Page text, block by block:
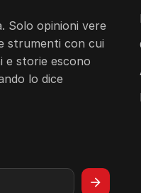
Solo opinioni vere
strumenti con cui
e storie escono
lo dice
arrow_forward